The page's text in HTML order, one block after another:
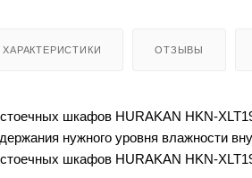
ХАРАКТЕРИСТИКИ ОТЗЫВЫ
шкафов HURAKAN HKN-
нужного уровня влажности
шкафов HURAKAN HKN-